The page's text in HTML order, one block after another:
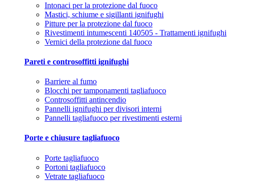
Intonaci per la protezione dal fuoco
Mastici, schiume e sigillanti ignifughi
Pitture per la protezione dal fuoco
Rivestimenti intumescenti 140505 - Trattamenti ignifughi
Vernici della protezione dal fuoco
Pareti e controsoffitti ignifughi
Barriere al fumo
Blocchi per tamponamenti tagliafuoco
Controsoffitti antincendio
Pannelli ignifughi per divisori interni
Pannelli tagliafuoco per rivestimenti esterni
Porte e chiusure tagliafuoco
Porte tagliafuoco
Portoni tagliafuoco
Vetrate tagliafuoco